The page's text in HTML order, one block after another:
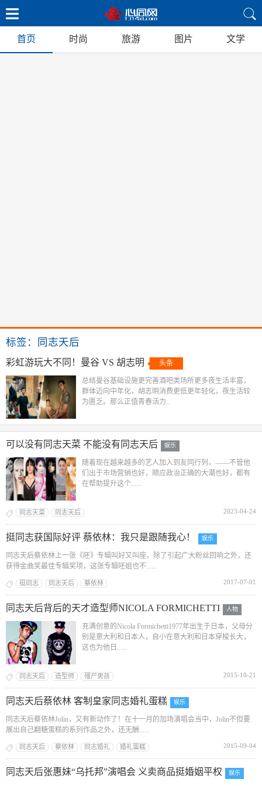
首页 时尚 旅游 图片 文学
标签：同志天后
彩虹游玩大不同！曼谷 VS 胡志明 头条
总结曼谷基础设施更完善酒吧类场所更多夜生活丰富，
群体迈向中年化，胡志明消费更低更年轻化，夜生活较
为匮乏。那么正值青春活力...
可以没有同志天菜 不能没有同志天后 娱乐
随着现在越来越多的艺人加入到友同行列，——不管他
们出于市场营销也好，顺应政治正确的大潮也好，都有
在帮助提升这个......
同志天菜 同志天后 2023-04-24
挺同志获国际好评 蔡依林：我只是跟随我心！ 娱乐
同志天后蔡依林上一张《呸》专辑叫好又叫座，除了引起广大粉丝回响之外，还
获得金曲奖最佳专辑奖项，这张专辑呸姐也不......
挺同志 同志天后 蔡依林 2017-07-01
同志天后背后的天才造型师NICOLA FORMICHETTI 人物
充满创意的Nicola Formichetti1977年出生于日本，父母分
别是意大利和日本人，自小在意大利和日本穿梭长大，
这也为他日......
同志天后 造型师 殭尸男孩 2015-10-21
同志天后蔡依林 客制皇家同志婚礼蛋糕 娱乐
同志天后蔡依林Jolin，又有新动作了！在十一月的加场演唱会当中，Jolin不但要
展出自己翻糖蛋糕的系列作品之外，还无酬......
同志天后 蔡依林 同志婚礼 婚礼蛋糕 2015-09-04
同志天后张惠妹“乌托邦”演唱会 义卖商品挺婚姻平权 娱乐